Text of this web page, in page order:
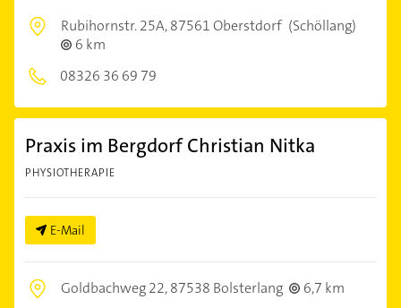
Rubihornstr. 25A,87561 Oberstdorf (Schöllang)
6 km
08326 36 69 79
Praxis im Bergdorf Christian Nitka
PHYSIOTHERAPIE
E-Mail
Goldbachweg 22,87538 Bolsterlang
6,7 km